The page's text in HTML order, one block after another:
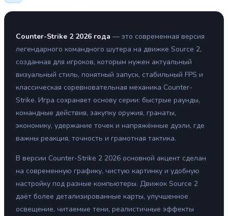
Counter-Strike 2 2026 года — это современная версия
легендарного командного шутера на движке Source 2,
созданная для игроков, которым нужен актуальный
визуальный стиль, понятный запуск, стабильный FPS и
классическая соревновательная механика Counter-
Strike. Игра сохраняет основу серии: быстрые раунды,
командные действия, закупку оружия, гранаты,
экономику, удержание точек и напряжённые дуэли, где
важны реакция, точность и грамотная тактика.
В версии Counter-Strike 2 2026 основной акцент сделан
на современную графику, чистую картинку и удобную
настройку под разные компьютеры. Движок Source 2
даёт более детализированные карты, улучшенное
освещение, читаемые тени, реалистичные эффекты